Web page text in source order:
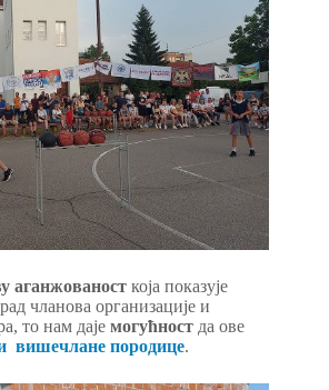
аганжованост која показује
чланова организације и
то нам даје могућност да ове
вишечлане породице.